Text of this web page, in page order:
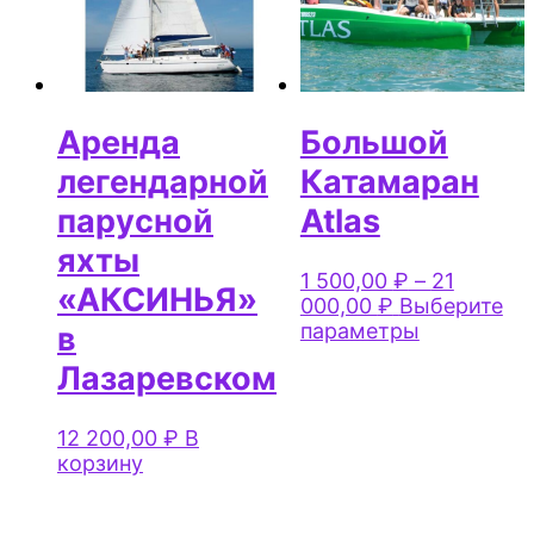
Аренда
легендарной
парусной
яхты
«АКСИНЬЯ»
в
Лазаревском
12 200,00 ₽ В
корзину
Большой
Катамаран
Atlas
1 500,00 ₽ – 21
000,00 ₽ Выберите
параметрыЭтот